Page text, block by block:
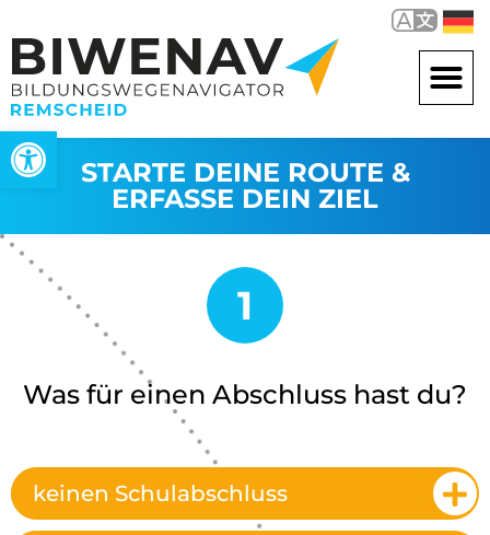
Werkzeugleiste öffnen
STARTE DEINE ROUTE &
ERFASSE DEIN ZIEL
Was für einen Abschluss hast du?
keinen Schulabschluss